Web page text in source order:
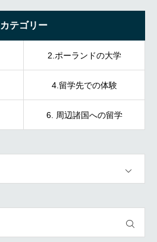
カテゴリー
2.ポーランドの大学
4.留学先での体験
6. 周辺諸国への留学